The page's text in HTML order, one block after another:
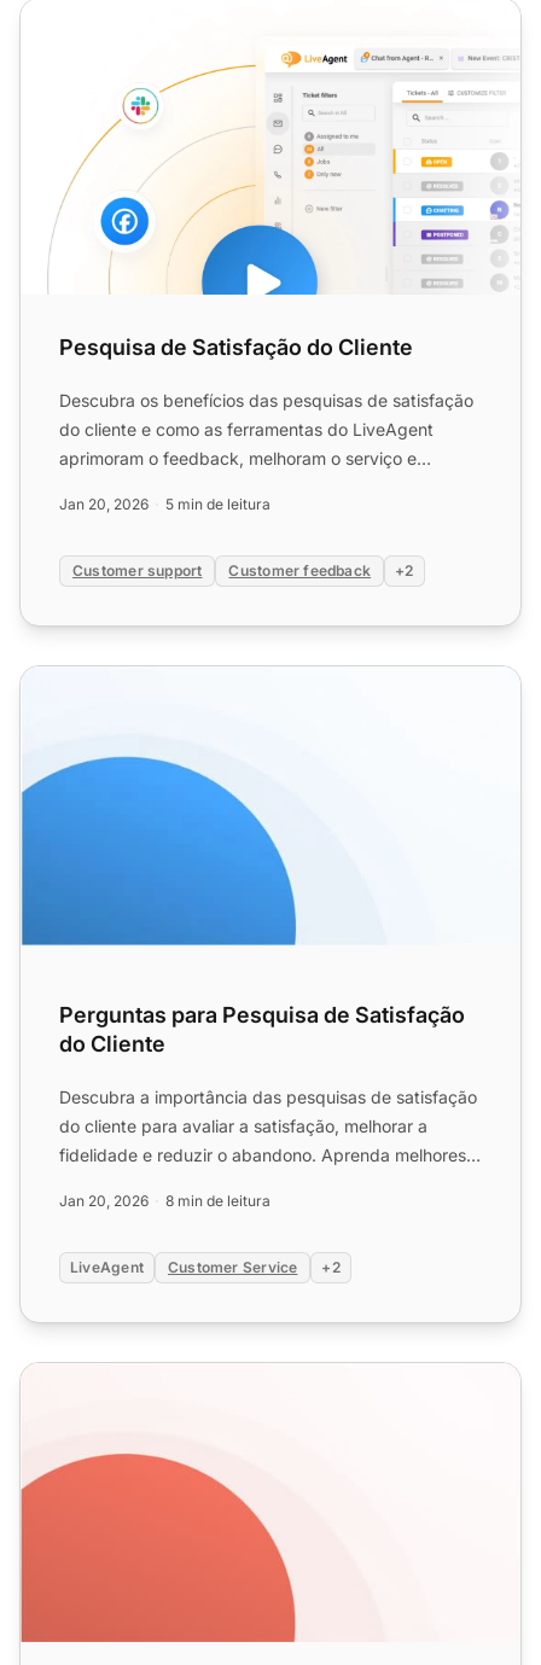
Pesquisa de Satisfação do Cliente
Pesquisa de Satisfação do Cliente
Descubra os benefícios das pesquisas de satisfação
do cliente e como as ferramentas do LiveAgent
aprimoram o feedback, melhoram o serviço e
Jan 20, 2026 5 min de leitura
Customer support Customer feedback +2
Perguntas para Pesquisa de Satisfação do Cliente
Perguntas para Pesquisa de Satisfação
do Cliente
Descubra a importância das pesquisas de satisfação
do cliente para avaliar a satisfação, melhorar a
fidelidade e reduzir o abandono. Aprenda melhores
Jan 20, 2026 8 min de leitura
LiveAgent Customer Service +2
O que é satisfação do cliente: definição + melhores